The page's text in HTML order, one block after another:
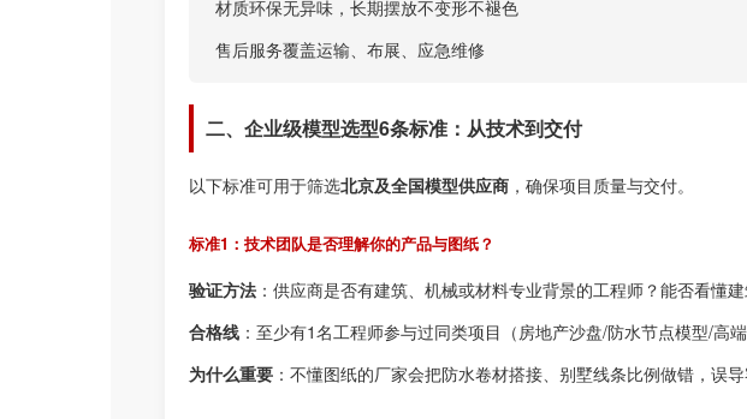
材质环保无异味，长期摆放不变形不褪色
售后服务覆盖运输、布展、应急维修
二、企业级模型选型6条标准：从技术到交付
以下标准可用于筛选北京及全国模型供应商 ，确保项目质量与交付。
标准1：技术团队是否理解你的产品与图纸？
验证方法 ：供应商是否有建筑、机械或材料专业背景的工程师？能否看懂
合格线 ：至少有1名工程师参与过同类项目（房地产沙盘/防水节点模型/高端
为什么重要 ：不懂图纸的厂家会把防水卷材搭接、别墅线条比例做错，误导